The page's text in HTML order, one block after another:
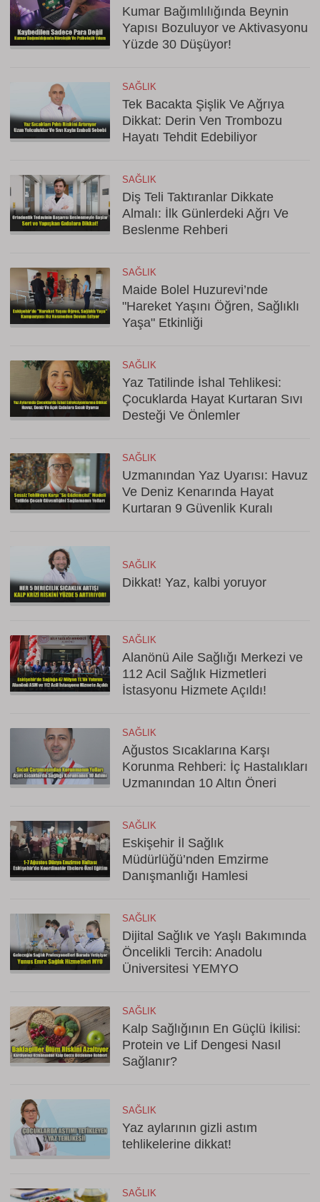
Kumar Bağımlılığında Beynin
Yapısı Bozuluyor ve Aktivasyonu
Yüzde 30 Düşüyor!
SAĞLIK
Tek Bacakta Şişlik Ve Ağrıya
Dikkat: Derin Ven Trombozu
Hayatı Tehdit Edebiliyor
SAĞLIK
Diş Teli Taktıranlar Dikkate
Almalı: İlk Günlerdeki Ağrı Ve
Beslenme Rehberi
SAĞLIK
Maide Bolel Huzurevi’nde
"Hareket Yaşını Öğren, Sağlıklı
Yaşa" Etkinliği
SAĞLIK
Yaz Tatilinde İshal Tehlikesi:
Çocuklarda Hayat Kurtaran Sıvı
Desteği Ve Önlemler
SAĞLIK
Uzmanından Yaz Uyarısı: Havuz
Ve Deniz Kenarında Hayat
Kurtaran 9 Güvenlik Kuralı
SAĞLIK
Dikkat! Yaz, kalbi yoruyor
SAĞLIK
Alanönü Aile Sağlığı Merkezi ve
112 Acil Sağlık Hizmetleri
İstasyonu Hizmete Açıldı!
SAĞLIK
Ağustos Sıcaklarına Karşı
Korunma Rehberi: İç Hastalıkları
Uzmanından 10 Altın Öneri
SAĞLIK
Eskişehir İl Sağlık
Müdürlüğü’nden Emzirme
Danışmanlığı Hamlesi
SAĞLIK
Dijital Sağlık ve Yaşlı Bakımında
Öncelikli Tercih: Anadolu
Üniversitesi YEMYO
SAĞLIK
Kalp Sağlığının En Güçlü İkilisi:
Protein ve Lif Dengesi Nasıl
Sağlanır?
SAĞLIK
Yaz aylarının gizli astım
tehlikelerine dikkat!
SAĞLIK